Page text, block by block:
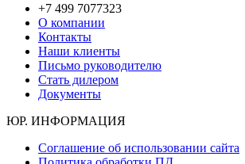
+7 499 7077323
О компании
Контакты
Наши клиенты
Письмо руководителю
Стать дилером
Документы
ЮР. ИНФОРМАЦИЯ
Соглашение об использовании сайта